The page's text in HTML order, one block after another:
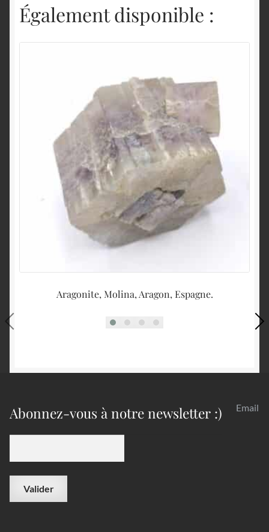
Également disponible :
Aragonite, Molina, Aragon, Espagne.
Abonnez-vous à notre newsletter :) Email